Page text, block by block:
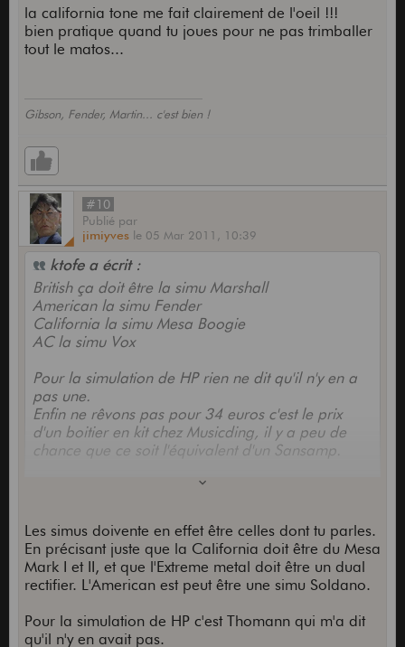
la california tone me fait clairement de l'oeil !!!
bien pratique quand tu joues pour ne pas trimballer
tout le matos...
Gibson, Fender, Martin... c'est bien !
#10
Publié par
jimiyves le 05 Mar 2011, 10:39
ktofe a écrit :
British ça doit être la simu Marshall
American la simu Fender
California la simu Mesa Boogie
AC la simu Vox
Pour la simulation de HP rien ne dit qu'il n'y en a
pas une.
Enfin ne rêvons pas pour 34 euros c'est le prix
d'un boitier en kit chez Musicding, il y a peu de
chance que ce soit l'équivalent d'un Sansamp.
J'attends quand même les tests avec impatience.
Les simus doivente en effet être celles dont tu parles.
En précisant juste que la California doit être du Mesa
Mark I et II, et que l'Extreme metal doit être un dual
rectifier. L'American est peut être une simu Soldano.
Pour la simulation de HP c'est Thomann qui m'a dit
qu'il n'y en avait pas.